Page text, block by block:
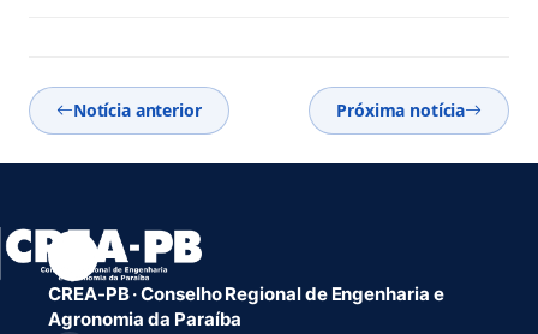
Notícia anterior Próxima notícia
CREA-PB · Conselho Regional de Engenharia e
Agronomia da Paraíba